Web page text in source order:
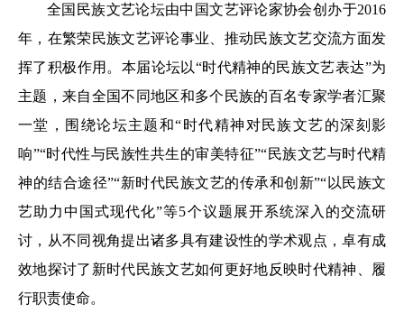
全国民族文艺论坛由中国文艺评论家协会创办于2016
年，在繁荣民族文艺评论事业、推动民族文艺交流方面发
挥了积极作用。本届论坛以“时代精神的民族文艺表达”为
主题，来自全国不同地区和多个民族的百名专家学者汇聚
一堂，围绕论坛主题和“时代精神对民族文艺的深刻影
响”“时代性与民族性共生的审美特征”“民族文艺与时代精
神的结合途径”“新时代民族文艺的传承和创新”“以民族文
艺助力中国式现代化”等5个议题展开系统深入的交流研
讨，从不同视角提出诸多具有建设性的学术观点，卓有成
效地探讨了新时代民族文艺如何更好地反映时代精神、履
行职责使命。